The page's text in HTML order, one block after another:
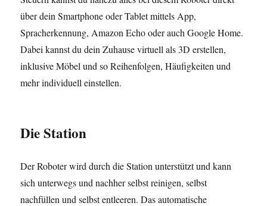
über dein Smartphone oder Tablet mittels App,
Spracherkennung, Amazon Echo oder auch Google Home.
Dabei kannst du dein Zuhause virtuell als 3D erstellen,
inklusive Möbel und so Reihenfolgen, Häufigkeiten und
mehr individuell einstellen.
Die Station
Der Roboter wird durch die Station unterstützt und kann
sich unterwegs und nachher selbst reinigen, selbst
nachfüllen und selbst entleeren. Das automatische